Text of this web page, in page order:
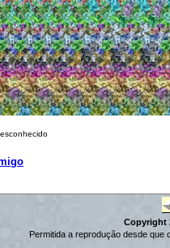
Copyright
Permitida a reprodução desde que